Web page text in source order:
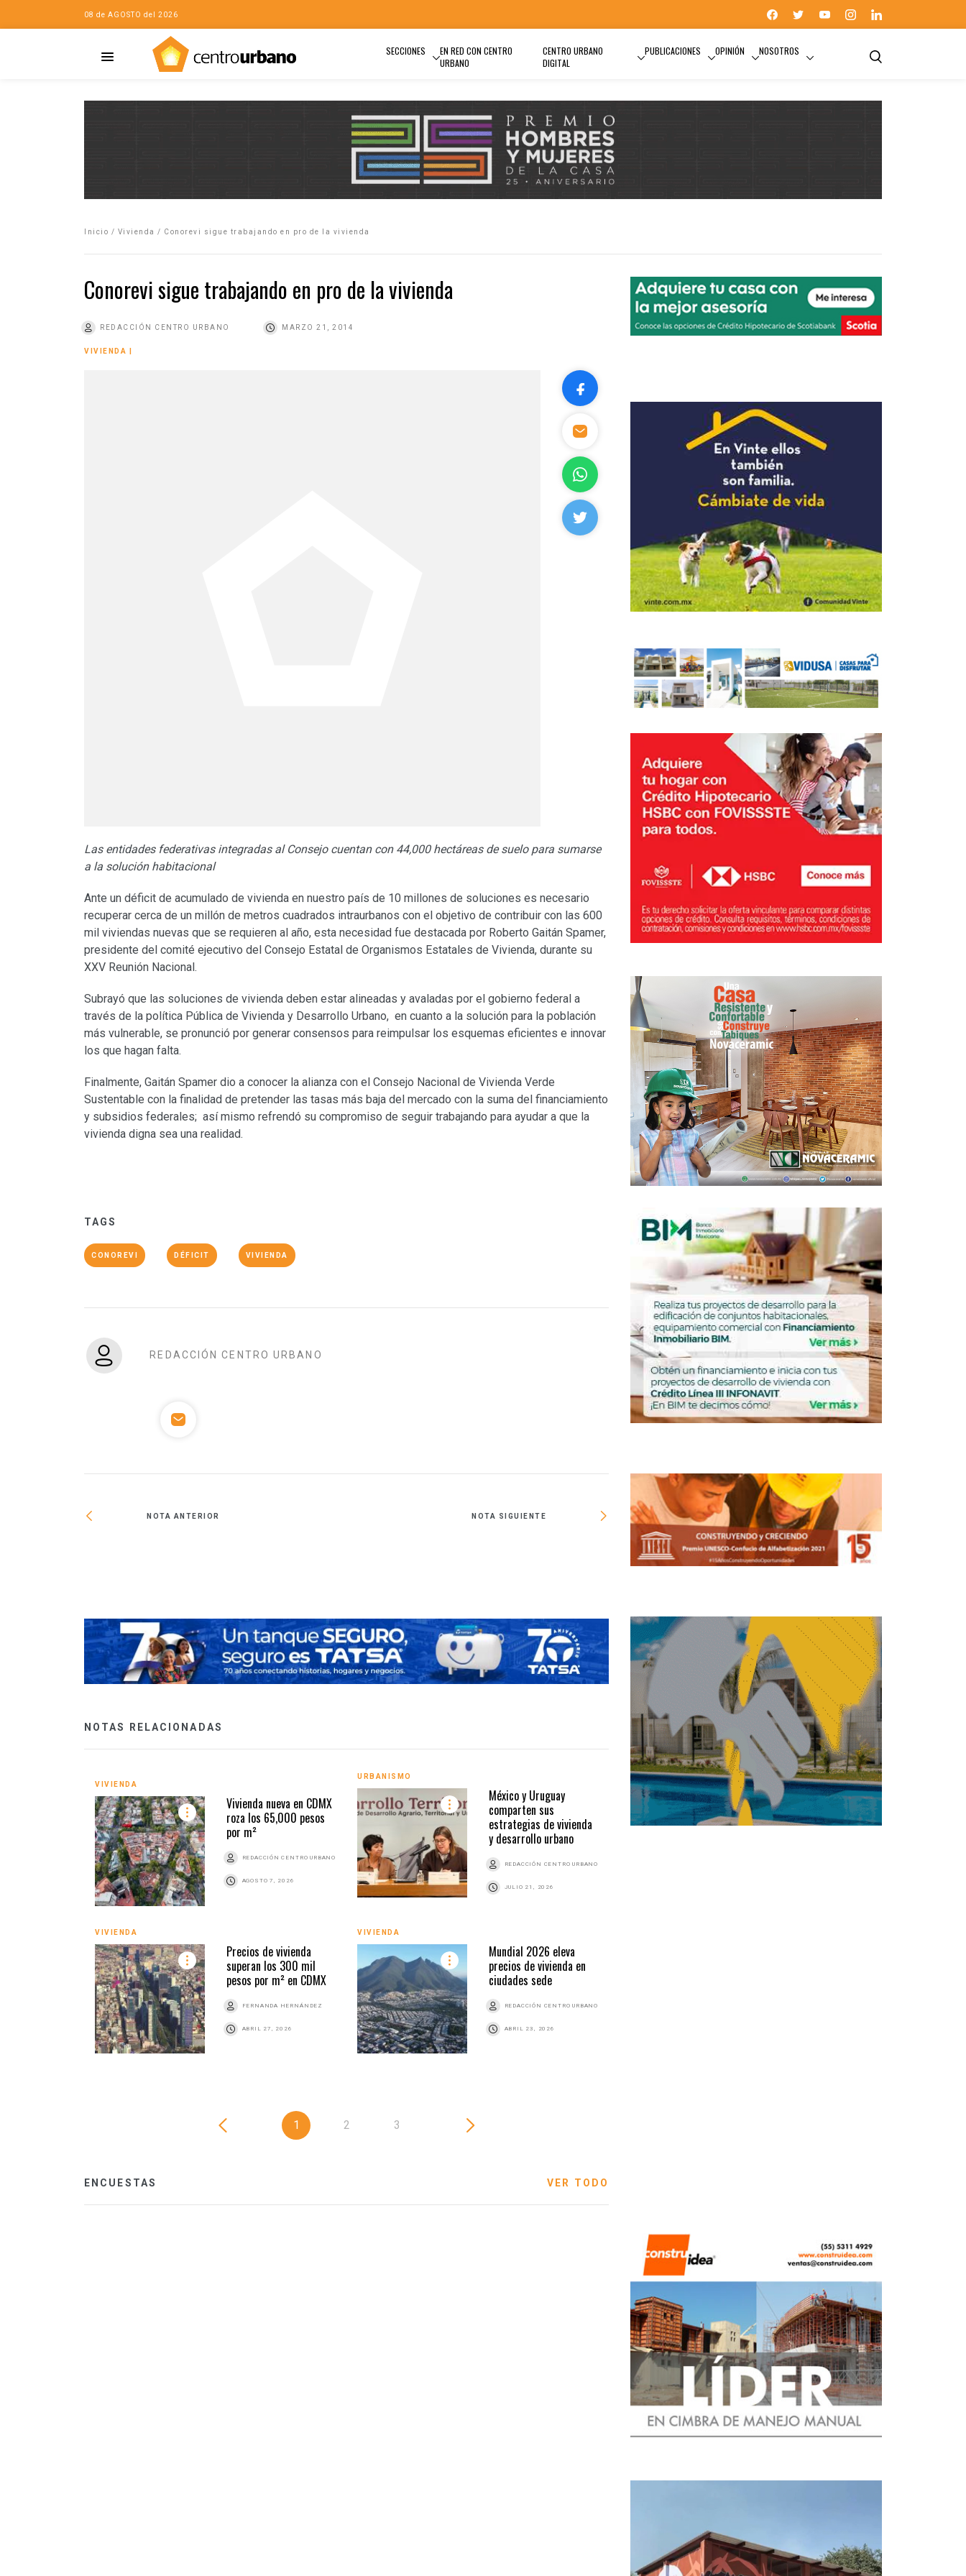
08 de AGOSTO del 2026
SECCIONES
EN RED CON CENTRO
URBANO
CENTRO URBANO
DIGITAL
PUBLICACIONES OPINIÓN NOSOTROS
Inicio / Vivienda / Conorevi sigue trabajando en pro de la vivienda
Conorevi sigue trabajando en pro de la vivienda
REDACCIÓN CENTRO URBANO MARZO 21, 2014
VIVIENDA
Las entidades federativas integradas al Consejo cuentan con 44,000 hectáreas de suelo para sumarse
a la solución habitacional
Ante un déficit de acumulado de vivienda en nuestro país de 10 millones de soluciones es necesario
recuperar cerca de un millón de metros cuadrados intraurbanos con el objetivo de contribuir con las 600
mil viviendas nuevas que se requieren al año, esta necesidad fue destacada por Roberto Gaitán Spamer,
presidente del comité ejecutivo del Consejo Estatal de Organismos Estatales de Vivienda, durante su
XXV Reunión Nacional.
Subrayó que las soluciones de vivienda deben estar alineadas y avaladas por el gobierno federal a
través de la política Pública de Vivienda y Desarrollo Urbano, en cuanto a la solución para la población
más vulnerable, se pronunció por generar consensos para reimpulsar los esquemas eficientes e innovar
los que hagan falta.
Finalmente, Gaitán Spamer dio a conocer la alianza con el Consejo Nacional de Vivienda Verde
Sustentable con la finalidad de pretender las tasas más baja del mercado con la suma del financiamiento
y subsidios federales; así mismo refrendó su compromiso de seguir trabajando para ayudar a que la
vivienda digna sea una realidad.
TAGS
CONOREVI DÉFICIT VIVIENDA
REDACCIÓN CENTRO URBANO
NOTA ANTERIOR NOTA SIGUIENTE
Hacer vivienda intraurbana para segmentos
de bajos ingresos
NOTAS RELACIONADAS
VIVIENDA
Vivienda nueva en CDMX
roza los 65,000 pesos
por m²
REDACCIÓN CENTRO URBANO
AGOSTO 7, 2026
URBANISMO
México y Uruguay
comparten sus
estrategias de vivienda
y desarrollo urbano
REDACCIÓN CENTRO URBANO
JULIO 21, 2026
VIVIENDA
Precios de vivienda
superan los 300 mil
pesos por m² en CDMX
FERNANDA HERNÁNDEZ
ABRIL 27, 2026
VIVIENDA
Mundial 2026 eleva
precios de vivienda en
ciudades sede
REDACCIÓN CENTRO URBANO
ABRIL 23, 2026
VIVIENDA
Vinte obtiene
reconocimiento WIIN26
por impulso al talento
1 2 3
ENCUESTAS VER TODO